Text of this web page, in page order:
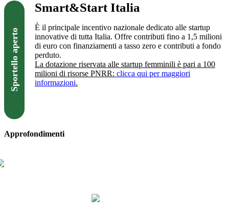
Sportello aperto
Smart&Start Italia
È il principale incentivo nazionale dedicato alle startup
innovative di tutta Italia. Offre contributi fino a 1,5 milioni
di euro con finanziamenti a tasso zero e contributi a fondo
perduto.
La dotazione riservata alle startup femminili è pari a 100
milioni di risorse PNRR: clicca qui per maggiori
informazioni.
Approfondimenti